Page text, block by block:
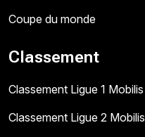
Coupe du monde
Classement
Classement Ligue 1 Mobilis
Classement Ligue 2 Mobilis